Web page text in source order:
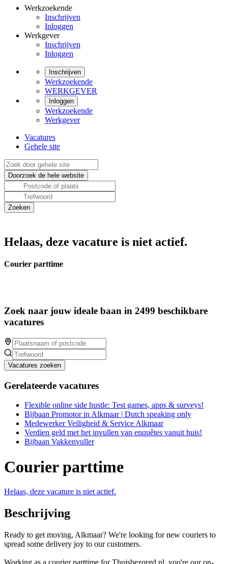
Werkzoekende
Inschrijven
Inloggen
Werkgever
Inschrijven
Inloggen
Inschrijven
Werkzoekende
WERKGEVER
Inloggen
Werkzoekende
Werkgever
Vacatures
Gehele site
Helaas, deze vacature is niet actief.
Courier parttime
Zoek naar jouw ideale baan in 2499 beschikbare
vacatures
Vacatures zoeken
Gerelateerde vacatures
Flexible online side hustle: Test games, apps & surveys!
Bijbaan Promotor in Alkmaar | Dutch speaking only
Medewerker Veiligheid & Service Alkmaar
Verdien geld met het invullen van enquêtes vanuit huis!
Bijbaan Vakkenvuller
Courier parttime
Helaas, deze vacature is niet actief.
Beschrijving
Ready to get moving, Alkmaar? We're looking for new couriers to
spread some delivery joy to our customers.
Working as a courier parttime for Thuisbezorgd.nl, you're our on-